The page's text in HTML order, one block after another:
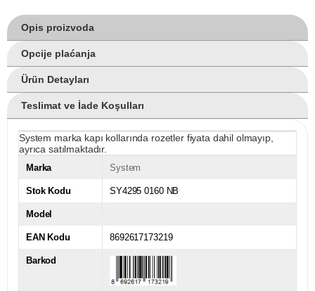
Opis proizvoda
Opcije plaćanja
Ürün Detayları
Teslimat ve İade Koşulları
System marka kapı kollarında rozetler fiyata dahil olmayıp,
ayrıca satılmaktadır.
Marka System
Stok Kodu SY4295 0160 NB
Model
EAN Kodu 8692617173219
Barkod